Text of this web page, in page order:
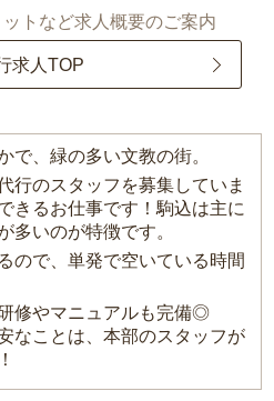
トなど求人概要のご案内
求人TOP
で、緑の多い文教の街。
行のスタッフを募集していま
きるお仕事です！駒込は主に
多いのが特徴です。
ので、単発で空いている時間
修やマニュアルも完備◎
なことは、本部のスタッフが